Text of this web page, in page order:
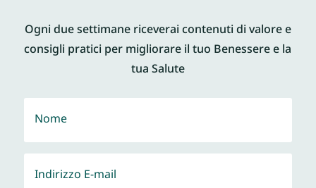
Ogni due settimane riceverai contenuti di valore e
consigli pratici per migliorare il tuo Benessere e la
tua Salute